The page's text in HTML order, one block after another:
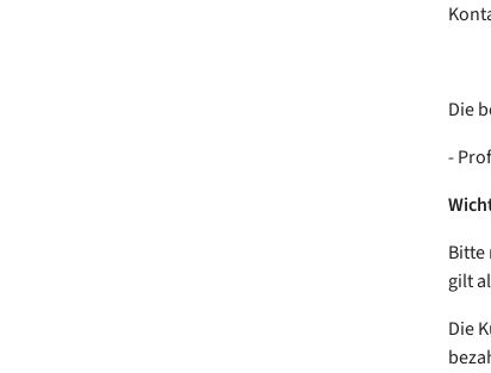
Die
-
Bitte
gilt
Die